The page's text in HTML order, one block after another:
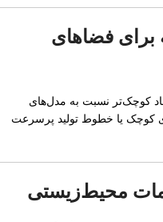
برای فضاهای
کوچک‌تر نسبت به مدل‌های
کوچک یا خطوط تولید پرسرعت